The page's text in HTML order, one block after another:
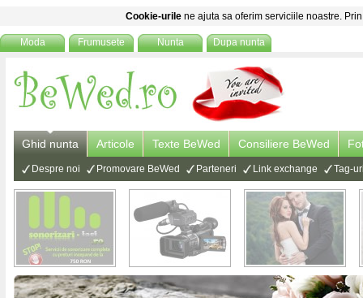
Cookie-urile ne ajuta sa oferim serviciile noastre.
Moda Frumusete Nunta Dupa nunta
Ghid nunta Articole Texte BeWed Consiliere BeWed
Despre noi Promovare BeWed Parteneri Link exchange Tag-